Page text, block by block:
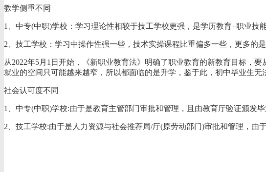
教学侧重不同
1、中专(中职)学校：学习理论性相较于技工学校更强，是学历教育+职业技
2、技工学校：学习中操作性强一些，技术实操课程比重偏多一些，更多的是
从2022年5月1日开始，《新职业教育法》明确了职业教育的新教育目标，
就业的空间只可能越来越窄，所以都面临的是升学，鉴于此，初中毕业生无
社会认可度不同
1、中专(中职)学校:由于是教育主管部门审批和管理，且由教育厅验证颁发
2、技工学校:由于是人力资源与社会推荐局/厅(原劳动部门)审批和管理，由